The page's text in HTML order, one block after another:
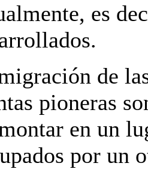
es
de
pioneras
en un
por un